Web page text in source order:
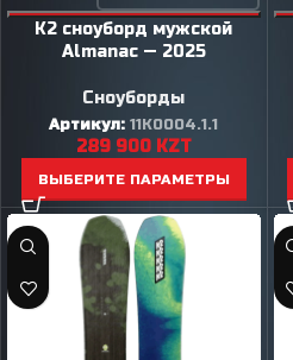
K2 сноуборд мужской
Almanac — 2025
Сноуборды
Артикул:11K0004.1.1
289 900 KZT
ВЫБЕРИТЕ ПАРАМЕТРЫ